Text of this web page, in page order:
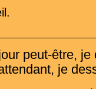
peut-être,
je